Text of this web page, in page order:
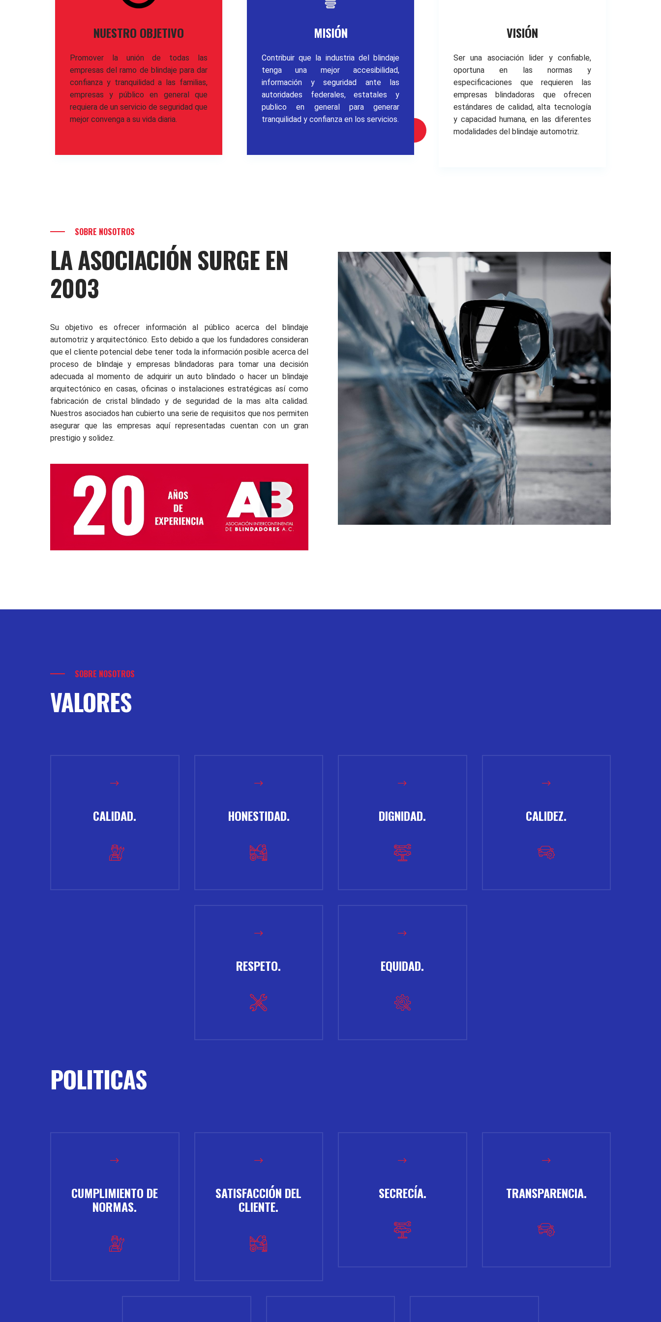
NUESTRO OBJETIVO
Promover la unión de todas las
empresas del ramo de blindaje para dar
confianza y tranquilidad a las familias,
empresas y público en general que
requiera de un servicio de seguridad que
mejor convenga a su vida diaria.
MISIÓN
Contribuir que la industria del blindaje
tenga una mejor accesibilidad,
información y seguridad ante las
autoridades federales, estatales y
publico en general para generar
tranquilidad y confianza en los servicios.
VISIÓN
Ser una asociación lider y confiable,
oportuna en las normas y
especificaciones que requieren las
empresas blindadoras que ofrecen
estándares de calidad, alta tecnología
y capacidad humana, en las diferentes
modalidades del blindaje automotriz.
SOBRE NOSOTROS
LA ASOCIACIÓN SURGE EN
2003
Su objetivo es ofrecer información al público acerca del blindaje
automotriz y arquitectónico. Esto debido a que los fundadores consideran
que el cliente potencial debe tener toda la información posible acerca del
proceso de blindaje y empresas blindadoras para tomar una decisión
adecuada al momento de adquirir un auto blindado o hacer un blindaje
arquitectónico en casas, oficinas o instalaciones estratégicas así como
fabricación de cristal blindado y de seguridad de la mas alta calidad.
Nuestros asociados han cubierto una serie de requisitos que nos permiten
asegurar que las empresas aquí representadas cuentan con un gran
prestigio y solidez.
SOBRE NOSOTROS
VALORES
CALIDAD. HONESTIDAD. DIGNIDAD. CALIDEZ.
RESPETO. EQUIDAD.
POLITICAS
CUMPLIMIENTO DE
NORMAS.
SATISFACCIÓN DEL
CLIENTE.
SECRECÍA. TRANSPARENCIA.